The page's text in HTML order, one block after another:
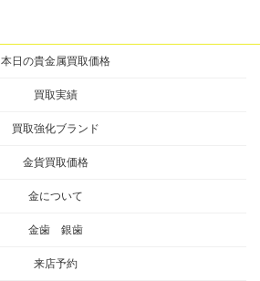
本日の貴金属買取価格
買取実績
買取強化ブランド
金貨買取価格
金について
金歯 銀歯
来店予約